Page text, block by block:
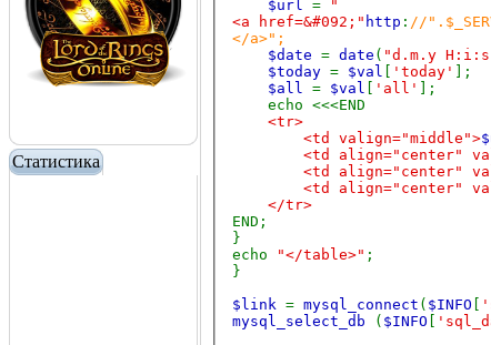
Статистика
$url =
"
<a href=&#092;" http : //
</a>";
$date = date ( "d.m.y
$today = $val 'today'
];
$all = $val 'all'
];
echo <<<END
<tr>
<td valign="middle">
<td align="center"
<td align="center"
<td align="center"
</tr>
END;
}
echo
"</table>" ;
}
$link = mysql_connect ( $INFO
mysql_select_db
( $INFO